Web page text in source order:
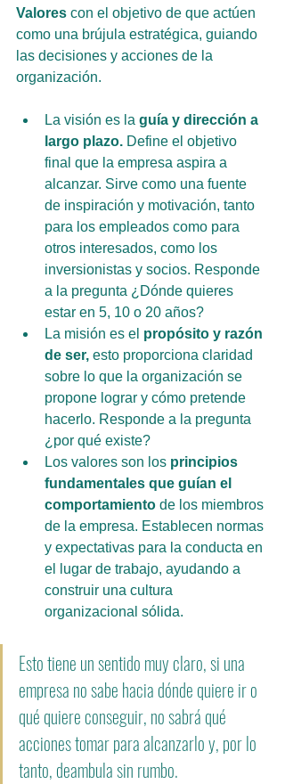
Valores con el objetivo de que actúen
como una brújula estratégica, guiando
las decisiones y acciones de la
organización.
La visión es la guía y dirección a
largo plazo. Define el objetivo
final que la empresa aspira a
alcanzar. Sirve como una fuente
de inspiración y motivación, tanto
para los empleados como para
otros interesados, como los
inversionistas y socios. Responde
a la pregunta ¿Dónde quieres
estar en 5, 10 o 20 años?
La misión es el propósito y razón
de ser, esto proporciona claridad
sobre lo que la organización se
propone lograr y cómo pretende
hacerlo. Responde a la pregunta
¿por qué existe?
Los valores son los principios
fundamentales que guían el
comportamiento de los miembros
de la empresa. Establecen normas
y expectativas para la conducta en
el lugar de trabajo, ayudando a
construir una cultura
organizacional sólida.
Esto tiene un sentido muy claro, si una
empresa no sabe hacia dónde quiere ir o
qué quiere conseguir, no sabrá qué
acciones tomar para alcanzarlo y, por lo
tanto, deambula sin rumbo.